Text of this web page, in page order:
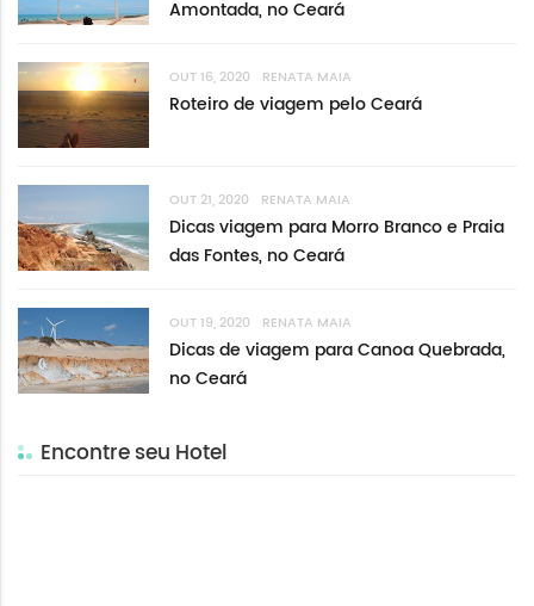
Amontada, no Ceará
OUT 16, 2020 RENATA MAIA
Roteiro de viagem pelo Ceará
OUT 21, 2020 RENATA MAIA
Dicas viagem para Morro Branco e Praia
das Fontes, no Ceará
OUT 19, 2020 RENATA MAIA
Dicas de viagem para Canoa Quebrada,
no Ceará
Encontre seu Hotel